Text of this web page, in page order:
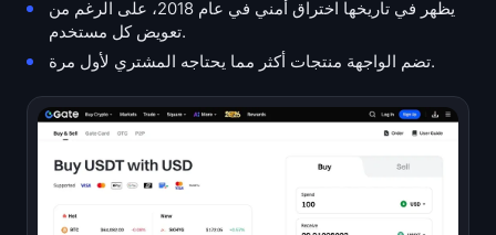
يظهر في تاريخها اختراق أمني في عام 2018، على الرغم من
تعويض كل مستخدم.
تضم الواجهة منتجات أكثر مما يحتاجه المشتري لأول مرة.